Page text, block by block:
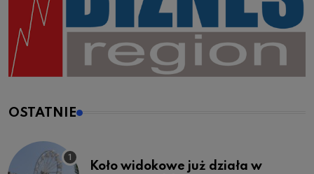
OSTATNIE
Koło widokowe już działa w